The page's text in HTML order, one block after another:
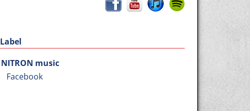
Label
NITRON music
Facebook